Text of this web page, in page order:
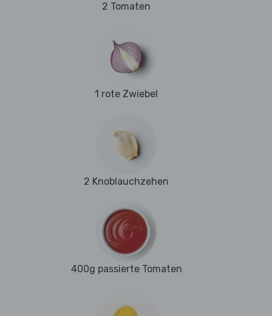
2 Tomaten
1 rote Zwiebel
2 Knoblauchzehen
400g passierte Tomaten